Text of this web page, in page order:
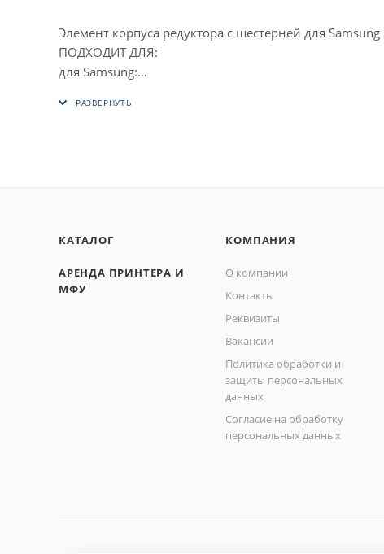
Элемент корпуса редуктора с шестерней для
ПОДХОДИТ ДЛЯ:
для Samsung:
ML- 1910
SCX- 4623 F
SCX- 4623 FN
КАТАЛОГ
АРЕНДА ПРИНТЕРА И
МФУ
КОМПАНИЯ
О компании
Контакты
Реквизиты
Вакансии
Политика обработки и
защиты персональных
данных
Согласие на обработку
персональных данных